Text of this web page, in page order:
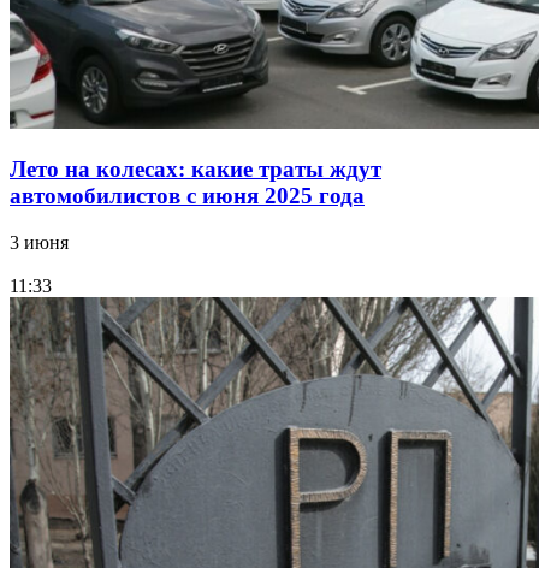
Лето на колесах: какие траты ждут
автомобилистов с июня 2025 года
3 июня
11:33